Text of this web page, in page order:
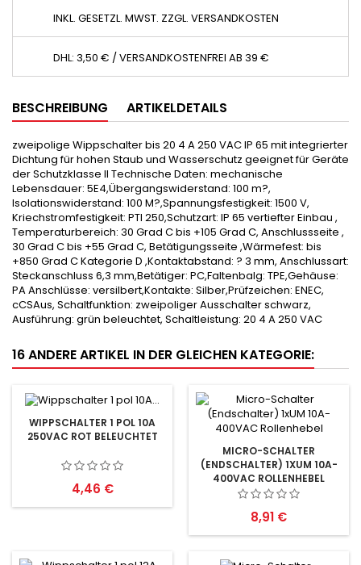
INKL. GESETZL. MWST. ZZGL. VERSANDKOSTEN
DHL: 3,50 € / VERSANDKOSTENFREI AB 39 €
BESCHREIBUNG ARTIKELDETAILS
zweipolige Wippschalter bis 20 4 A 250 VAC IP 65 mit integrierter
Dichtung für hohen Staub und Wasserschutz geeignet für Geräte
der Schutzklasse II Technische Daten: mechanische
Lebensdauer: 5E4,Übergangswiderstand: 100 m?,
Isolationswiderstand: 100 M?,Spannungsfestigkeit: 1500 V,
Kriechstromfestigkeit: PTI 250,Schutzart: IP 65 vertiefter Einbau ,
Temperaturbereich: 30 Grad C bis +105 Grad C, Anschlussseite ,
30 Grad C bis +55 Grad C, Betätigungsseite ,Wärmefest: bis
+850 Grad C Kategorie D ,Kontaktabstand: ? 3 mm, Anschlussart:
Steckanschluss 6,3 mm,Betätiger: PC,Faltenbalg: TPE,Gehäuse:
PA Anschlüsse: versilbert,Kontakte: Silber,Prüfzeichen: ENEC,
cCSAus, Schaltfunktion: zweipoliger Ausschalter schwarz,
Ausführung: grün beleuchtet, Schaltleistung: 20 4 A 250 VAC
16 ANDERE ARTIKEL IN DER GLEICHEN KATEGORIE:
WIPPSCHALTER 1 POL 10A
250VAC ROT BELEUCHTET
Preis
4,46 €
MICRO-SCHALTER
(ENDSCHALTER) 1XUM 10A-
400VAC ROLLENHEBEL
Preis
8,91 €